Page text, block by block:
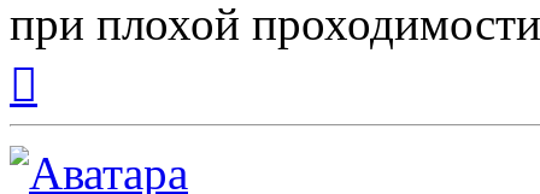
при плохой
началу